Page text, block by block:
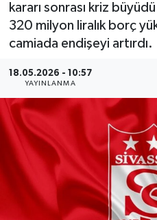
kararı sonrası kriz
320 milyon liralık borç
camiada endişeyi artırdı.
18.05.2026 - 10:57
YAYINLANMA
ÖZEL HABER
RESMİ İLANLAR
SAĞLIK
SOSYAL YARDIMLAR
SPONSORLU YAZI